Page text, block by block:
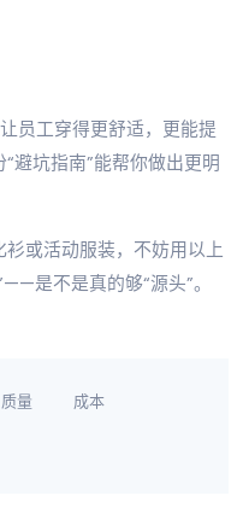
员工穿得更舒适，更能提
避坑指南”能帮你做出更明
或活动服装，不妨用以上
是不是真的够“源头”。
质量 成本